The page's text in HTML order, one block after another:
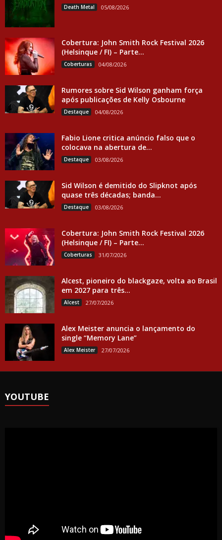
Death Metal 05/08/2026
Cobertura: John Smith Rock Festival 2026
(Helsinque / FI) – Parte...
Coberturas 04/08/2026
Rumores sobre Sid Wilson ganham força
após publicações de Kelly Osbourne
Destaque 04/08/2026
Fabio Lione critica anúncio falso que o
colocava na abertura de...
Destaque 03/08/2026
Sid Wilson é demitido do Slipknot após
quase três décadas; banda...
Destaque 03/08/2026
Cobertura: John Smith Rock Festival 2026
(Helsinque / FI) – Parte...
Coberturas 31/07/2026
Alcest, pioneiro do blackgaze, volta ao Brasil
em 2027 para três...
Alcest 27/07/2026
Alex Meister anuncia o lançamento do
single “Memory Lane”
Alex Meister 27/07/2026
YOUTUBE